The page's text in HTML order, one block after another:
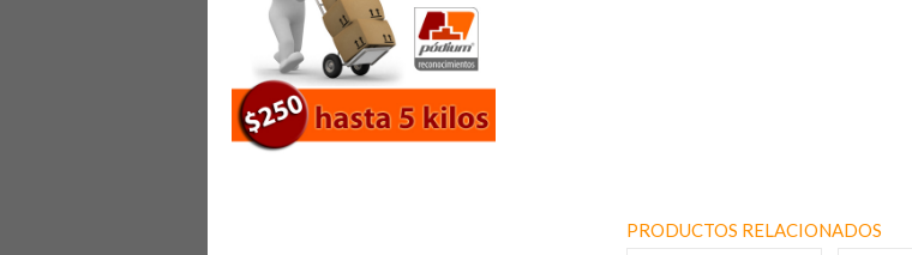
PRODUCTOS RELACIONADOS